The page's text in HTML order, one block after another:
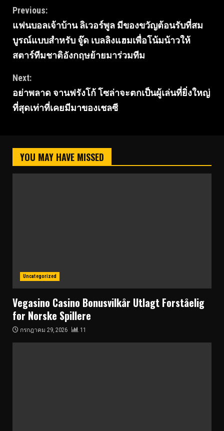
Continue
Reading
Previous:
แฟนบอลเจ้าบ้าน ลิเวอร์พูล มีของขวัญต้อนรับที่สม
บูรณ์แบบสําหรับ จู๊ด เบลลิงแฮมเพื่อโน้มน้าวให้
สตาร์ทีมชาติอังกฤษย้ายมาร่วมทีม
Next:
อย่าพลาด จานฟรังโก้ โซล่าจะตกเป็นผู้เล่นที่ยิ่งใหญ่
ที่สุดเท่าที่เคยมีมาของเชลซี
YOU MAY HAVE MISSED
Uncategorized
Vegasino Casino Bonusvilkår Utlagt Forståelig
for Norske Spillere
กรกฎาคม 29, 2026 11